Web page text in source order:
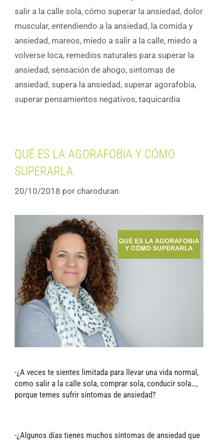
salir a la calle sola, cómo superar la ansiedad, dolor
muscular, entendiendo a la ansiedad, la comida y
ansiedad, mareos, miedo a salir a la calle, miedo a
volverse loca, remedios naturales para superar la
ansiedad, sensación de ahogo, sintomas de
ansiedad, supera la ansiedad, superar agorafobia,
superar pensamientos negativos, taquicardia
QUÉ ES LA AGORAFOBIA Y CÓMO
SUPERARLA
20/10/2018 por charoduran
-¿A veces te sientes limitada para llevar una vida normal,
como salir a la calle sola, comprar sola, conducir sola…,
porque temes sufrir síntomas de ansiedad?
-¿Algunos días tienes muchos síntomas de ansiedad que